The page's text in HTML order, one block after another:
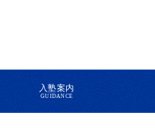
入塾案内
GUIDANCE